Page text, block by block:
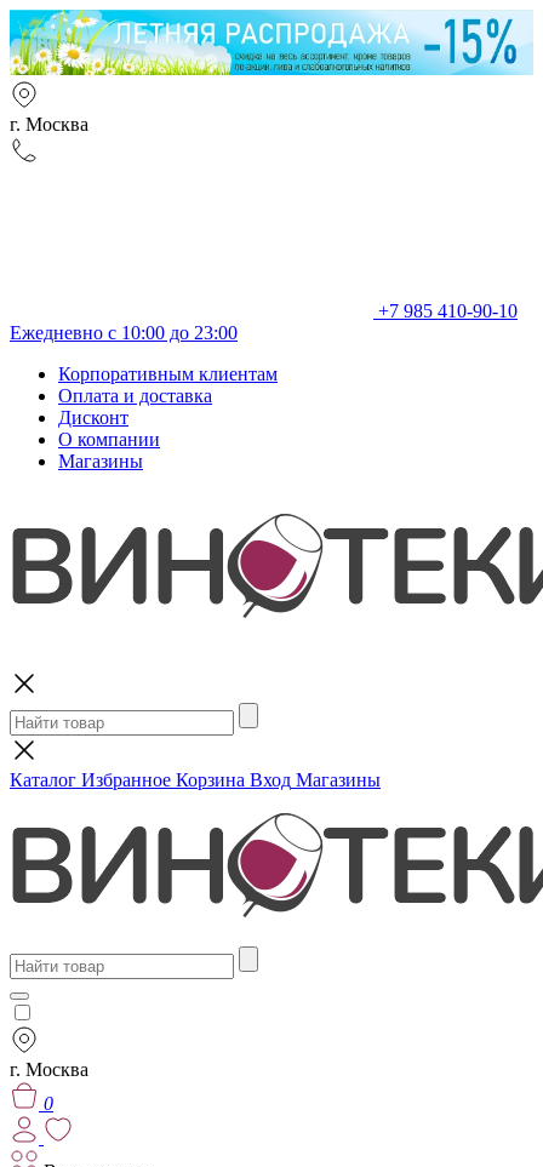
г. Москва
+7 985 410-90-10
Ежедневно с 10:00 до 23:00
Корпоративным клиентам
Оплата и доставка
Дисконт
О компании
Магазины
Каталог Избранное Корзина Вход Магазины
г. Москва
0